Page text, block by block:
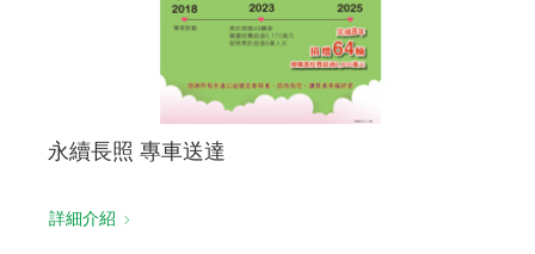
永續長照 專車送達
詳細介紹